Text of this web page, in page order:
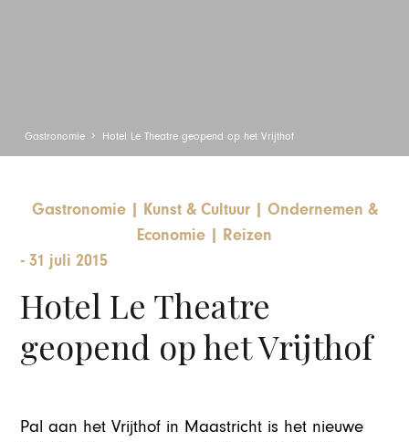
Gastronomie Hotel Le Theatre geopend op het Vrijthof
Gastronomie | Kunst & Cultuur | Ondernemen &
Economie | Reizen
-31 juli 2015
Hotel Le Theatre
geopend op het Vrijthof
Pal aan het Vrijthof in Maastricht is het nieuwe